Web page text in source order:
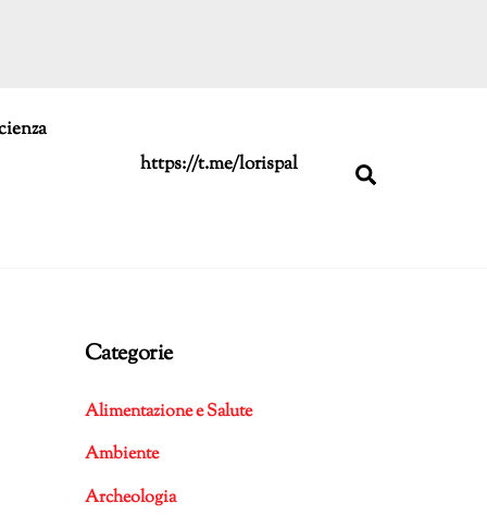
https://t.me/lorispal
Categorie
Alimentazione e Salute
Ambiente
Archeologia